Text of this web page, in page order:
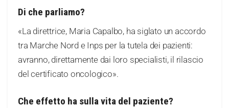
Di che parliamo?
«La direttrice, Maria Capalbo, ha siglato un accordo
tra Marche Nord e Inps per la tutela dei pazienti:
avranno, direttamente dai loro specialisti, il rilascio
del certificato oncologico».
Che effetto ha sulla vita del paziente?